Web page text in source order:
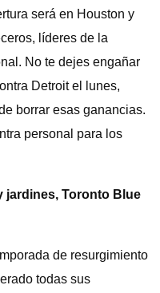
será en Houston y
líderes de la
No te dejes engañar
Detroit el lunes,
borrar esas ganancias.
personal para los
jardines, Toronto Blue
de resurgimiento
todas sus